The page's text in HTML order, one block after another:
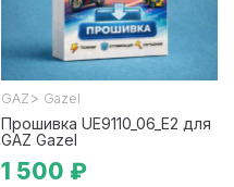
GAZ > Gazel
Прошивка UE9110_06_E2 для
GAZ Gazel
1 500 ₽